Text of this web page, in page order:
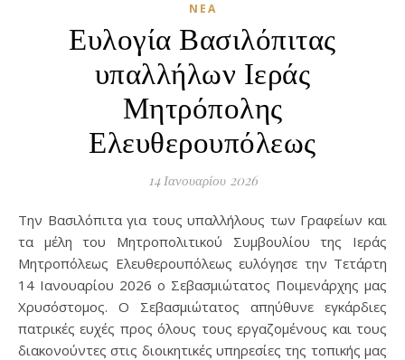
ΝΈΑ
Ευλογία Βασιλόπιτας
υπαλλήλων Ιεράς
Μητρόπολης
Ελευθερουπόλεως
14 Ιανουαρίου 2026
Την Βασιλόπιτα για τους υπαλλήλους των Γραφείων και
τα μέλη του Μητροπολιτικού Συμβουλίου της Ιεράς
Μητροπόλεως Ελευθερουπόλεως ευλόγησε την Τετάρτη
14 Ιανουαρίου 2026 ο Σεβασμιώτατος Ποιμενάρχης μας
Χρυσόστομος. Ο Σεβασμιώτατος απηύθυνε εγκάρδιες
πατρικές ευχές προς όλους τους εργαζομένους και τους
διακονούντες στις διοικητικές υπηρεσίες της τοπικής μας